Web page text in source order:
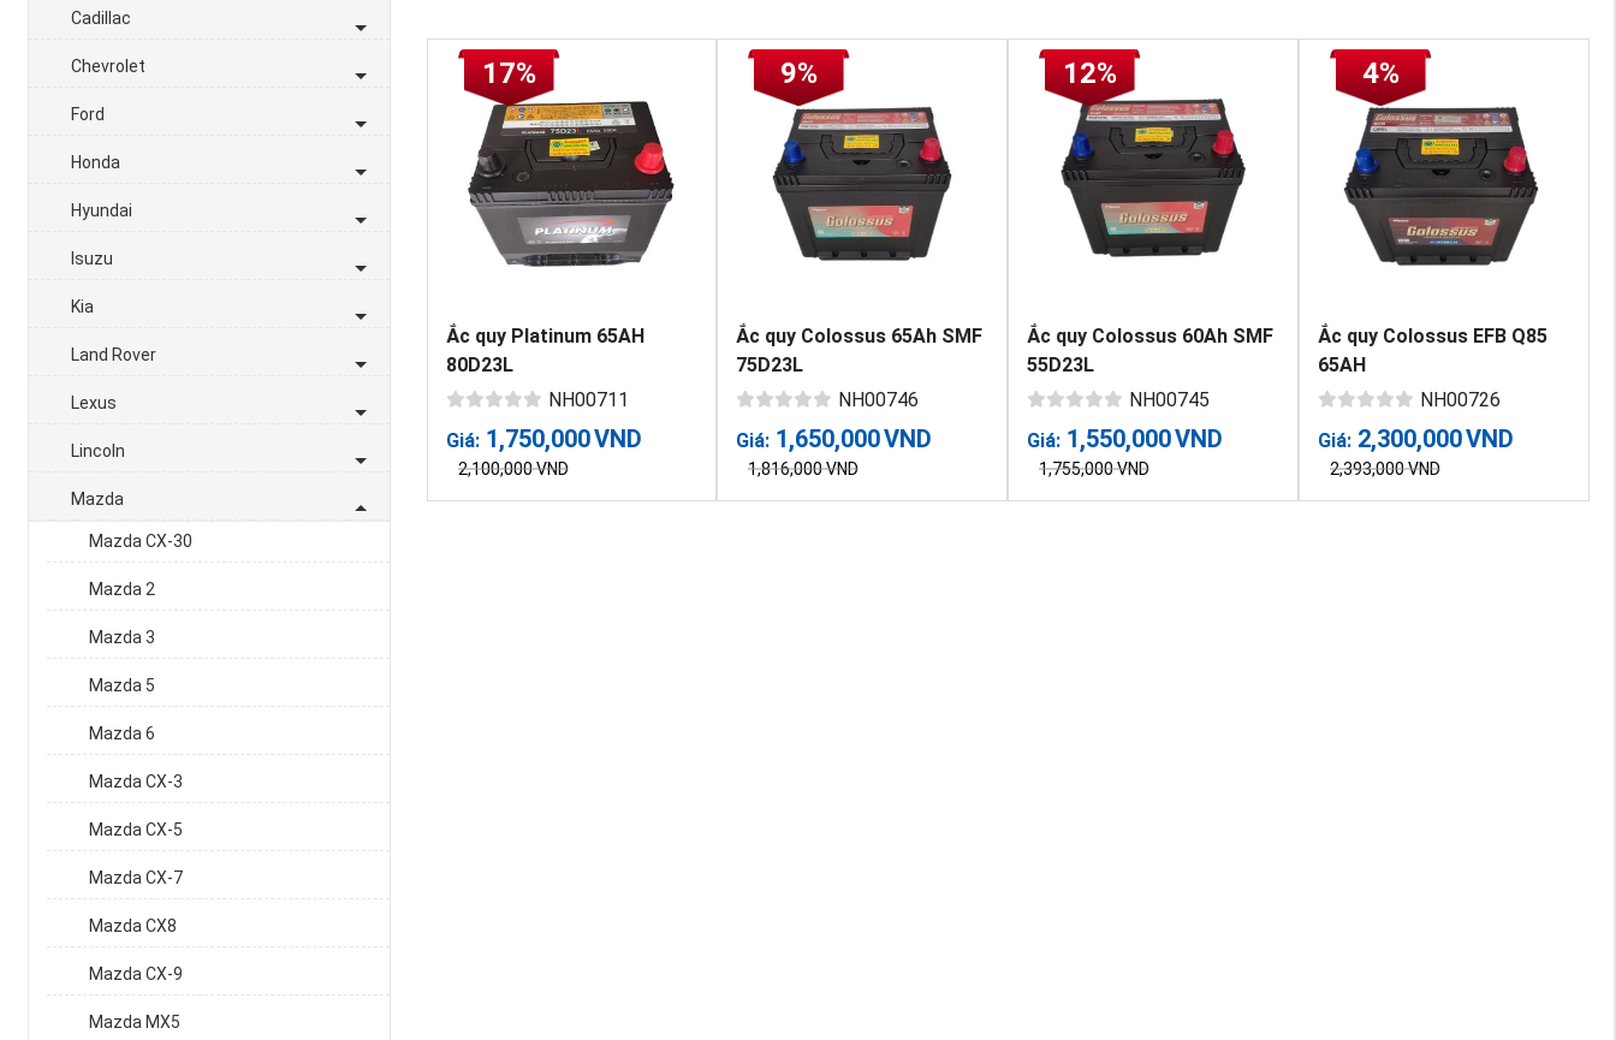
Cadillac
Chevrolet
Ford
Honda
Hyundai
Isuzu
Kia
Land Rover
Lexus
Lincoln
Mazda
Mazda CX-30
Mazda 2
Mazda 3
Mazda 5
Mazda 6
Mazda CX-3
Mazda CX-5
Mazda CX-7
Mazda CX8
Mazda CX-9
Mazda MX5
17%
Ắc quy Platinum 65AH
80D23L
NH00711
Giá: 1,750,000VND
2,100,000VND
9%
Ắc quy Colossus 65Ah SMF
75D23L
NH00746
Giá: 1,650,000VND
1,816,000VND
12%
Ắc quy Colossus 60Ah SMF
55D23L
NH00745
Giá: 1,550,000VND
1,755,000VND
4%
Ắc quy Colossus EFB Q85
65AH
NH00726
Giá: 2,300,000VND
2,393,000VND